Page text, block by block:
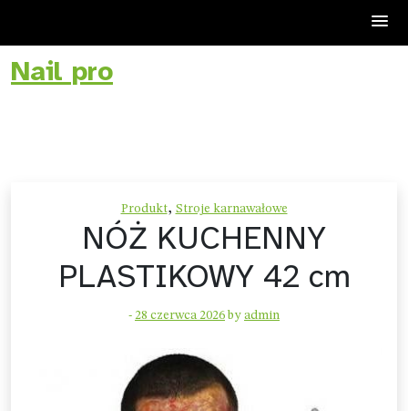
Skip
toNail pro
Produkt, Stroje karnawałowe
NÓŻ KUCHENNY
PLASTIKOWY 42 cm
- 28 czerwca 2026 by admin